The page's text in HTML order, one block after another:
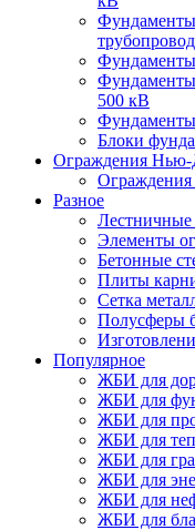
Фундаменты
Фундаменты
500 кВ
Фундаменты
Блоки
Ограждения Нью-
Разное
Элементы
Бетонные
Плиты
Сетка
Полусферы
Популярное
ЖБИ для
ЖБИ для
ЖБИ для
ЖБИ для
ЖБИ для
ЖБИ для
ЖБИ для
ЖБИ для